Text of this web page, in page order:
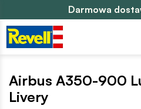
Darmowa
Airbus A350-900
Livery